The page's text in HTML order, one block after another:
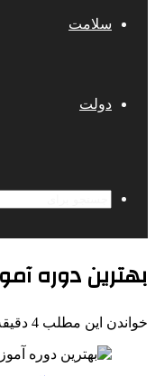
سلامت
دولت
بهترین دوره
خواندن این مطلب 4 دقیقه زمان میبرد